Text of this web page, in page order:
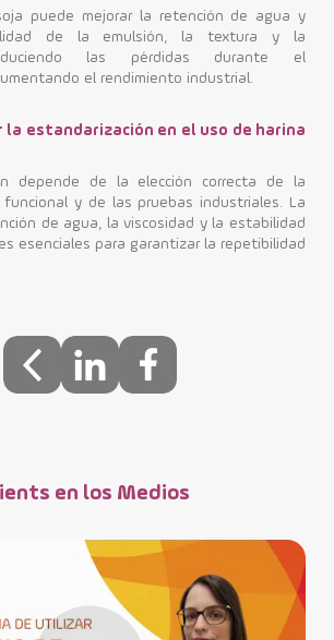
puede mejorar la retención de agua y
de la emulsión, la textura y la
las pérdidas durante el
el rendimiento industrial.
la estandarización en el uso de harina
depende de la elección correcta de la
funcional y de las pruebas industriales. La
de agua, la viscosidad y la estabilidad
esenciales para garantizar la repetibilidad
en los Medios